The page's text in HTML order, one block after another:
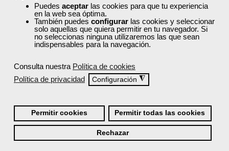
Puedes aceptar las cookies para que tu experiencia
en la web sea óptima.
También puedes configurar las cookies y seleccionar
solo aquellas que quiera permitir en tu navegador. Si
no seleccionas ninguna utilizaremos las que sean
indispensables para la navegación.
Consulta nuestra Política de cookies
Política de privacidad
Configuración ◮
Permitir cookies Permitir todas las cookies
Rechazar
Quiénes Somos:
Especialistas en consultoría y formación para el empleo
Nuestro objetivo diario es, única y exclusivamente, ayudarte a
conseguir tus metas profesionales ofreciéndote los mejores